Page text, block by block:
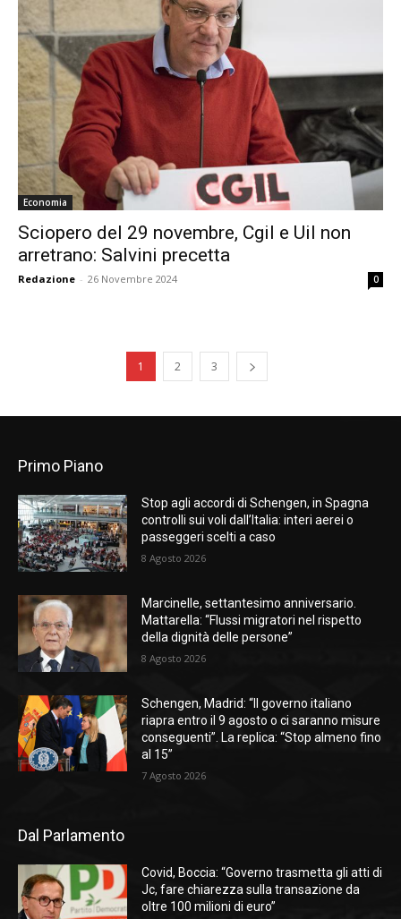
Economia
Sciopero del 29 novembre, Cgil e Uil non
arretrano: Salvini precetta
Redazione - 26 Novembre 2024 0
1 2 3
Primo Piano
Stop agli accordi di Schengen, in Spagna
controlli sui voli dall’Italia: interi aerei o
passeggeri scelti a caso
8 Agosto 2026
Marcinelle, settantesimo anniversario.
Mattarella: “Flussi migratori nel rispetto
della dignità delle persone”
8 Agosto 2026
Schengen, Madrid: “Il governo italiano
riapra entro il 9 agosto o ci saranno misure
conseguenti”. La replica: “Stop almeno fino
al 15”
7 Agosto 2026
Dal Parlamento
Covid, Boccia: “Governo trasmetta gli atti di
Jc, fare chiarezza sulla transazione da
oltre 100 milioni di euro”